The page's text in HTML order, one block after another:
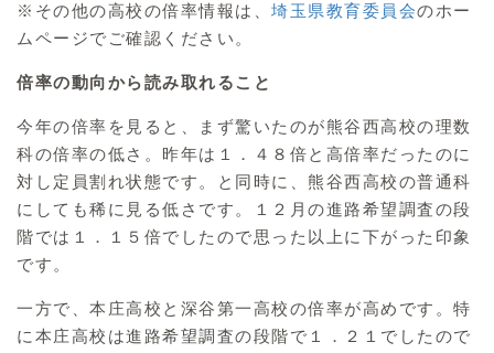
※その他の高校の倍率情報は、 埼玉県教育委員会のホー
ムページでご確認ください。
倍率の動向から読み取れること
今年の倍率を見ると、まず驚いたのが熊谷西高校の理数
科の倍率の低さ。昨年は１．４８倍と高倍率だったのに
対し定員割れ状態です。と同時に、熊谷西高校の普通科
にしても稀に見る低さです。１２月の進路希望調査の段
階では１．１５倍でしたので思った以上に下がった印象
です。
一方で、本庄高校と深谷第一高校の倍率が高めです。特
に本庄高校は進路希望調査の段階で１．２１でしたので